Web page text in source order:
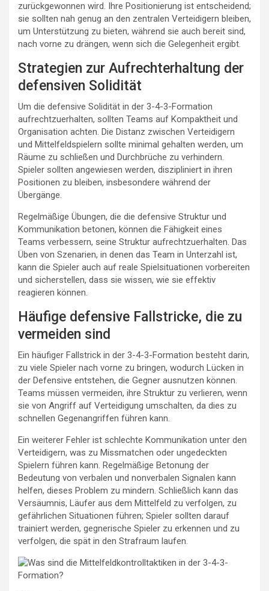
zurückgewonnen wird. Ihre Positionierung ist entscheidend;
sie sollten nah genug an den zentralen Verteidigern bleiben,
um Unterstützung zu bieten, während sie auch bereit sind,
nach vorne zu drängen, wenn sich die Gelegenheit ergibt.
Strategien zur Aufrechterhaltung der
defensiven Solidität
Um die defensive Solidität in der 3-4-3-Formation
aufrechtzuerhalten, sollten Teams auf Kompaktheit und
Organisation achten. Die Distanz zwischen Verteidigern
und Mittelfeldspielern sollte minimal gehalten werden, um
Räume zu schließen und Durchbrüche zu verhindern.
Spieler sollten angewiesen werden, diszipliniert in ihren
Positionen zu bleiben, insbesondere während der
Übergänge.
Regelmäßige Übungen, die die defensive Struktur und
Kommunikation betonen, können die Fähigkeit eines
Teams verbessern, seine Struktur aufrechtzuerhalten. Das
Üben von Szenarien, in denen das Team in Unterzahl ist,
kann die Spieler auch auf reale Spielsituationen vorbereiten
und sicherstellen, dass sie wissen, wie sie effektiv
reagieren können.
Häufige defensive Fallstricke, die zu
vermeiden sind
Ein häufiger Fallstrick in der 3-4-3-Formation besteht darin,
zu viele Spieler nach vorne zu bringen, wodurch Lücken in
der Defensive entstehen, die Gegner ausnutzen können.
Teams müssen vermeiden, ihre Struktur zu verlieren, wenn
sie von Angriff auf Verteidigung umschalten, da dies zu
schnellen Gegenangriffen führen kann.
Ein weiterer Fehler ist schlechte Kommunikation unter den
Verteidigern, was zu Missmatchen oder ungedeckten
Spielern führen kann. Regelmäßige Betonung der
Bedeutung von verbalen und nonverbalen Signalen kann
helfen, dieses Problem zu mindern. Schließlich kann das
Versäumnis, Läufer aus dem Mittelfeld zu verfolgen, zu
gefährlichen Situationen führen; Spieler sollten darauf
trainiert werden, gegnerische Spieler zu erkennen und zu
verfolgen, die spät in den Strafraum laufen.